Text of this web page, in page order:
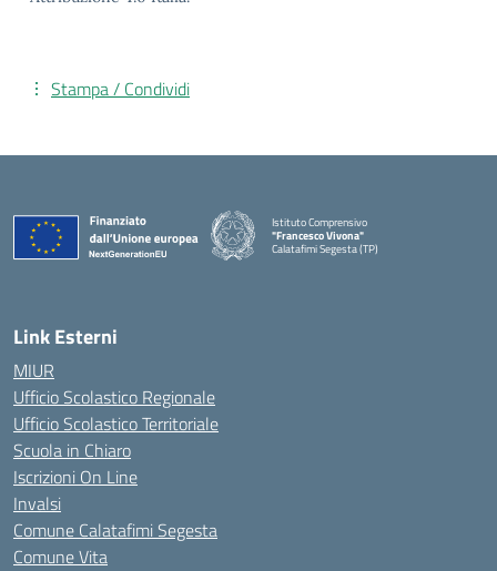
Stampa / Condividi
Istituto Comprensivo
"Francesco Vivona"
Calatafimi Segesta (TP)
— Visita la pagina iniziale della scuola
Link Esterni
MIUR
Ufficio Scolastico Regionale
Ufficio Scolastico Territoriale
Scuola in Chiaro
Iscrizioni On Line
Invalsi
Comune Calatafimi Segesta
Comune Vita